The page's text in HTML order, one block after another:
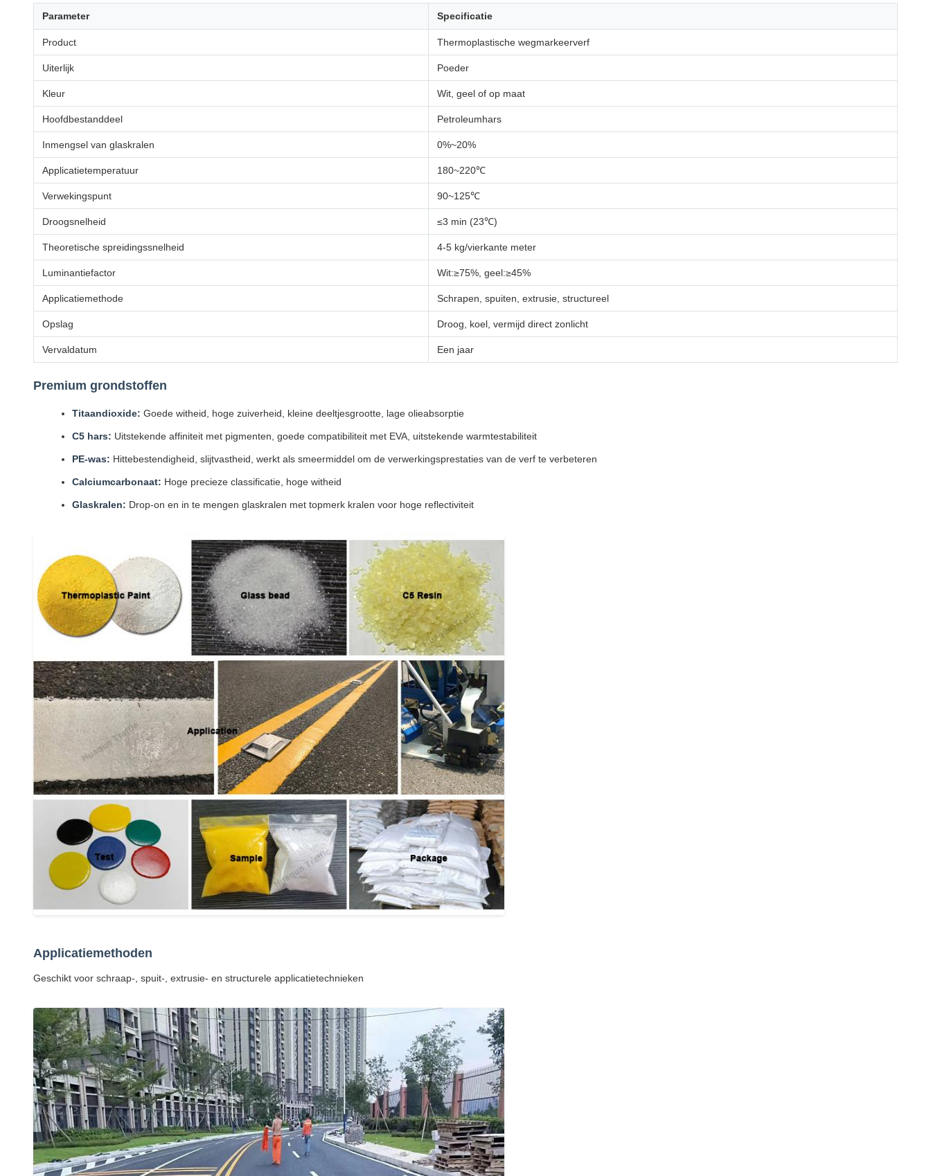
Parameter Specificatie
Product Thermoplastische wegmarkeerverf
Uiterlijk Poeder
Kleur Wit, geel of op maat
Hoofdbestanddeel Petroleumhars
Inmengsel van glaskralen 0%~20%
Applicatietemperatuur 180~220℃
Verwekingspunt 90~125℃
Droogsnelheid ≤3 min (23℃)
Theoretische spreidingssnelheid 4-5 kg/vierkante meter
Luminantiefactor Wit:≥75%, geel:≥45%
Applicatiemethode Schrapen, spuiten, extrusie, structureel
Opslag Droog, koel, vermijd direct zonlicht
Vervaldatum Een jaar
Premium grondstoffen
Titaandioxide: Goede witheid, hoge zuiverheid, kleine deeltjesgrootte, lage olieabsorptie
C5 hars: Uitstekende affiniteit met pigmenten, goede compatibiliteit met EVA, uitstekende warmtestabiliteit
PE-was: Hittebestendigheid, slijtvastheid, werkt als smeermiddel om de verwerkingsprestaties van de verf te verbeteren
Calciumcarbonaat: Hoge precieze classificatie, hoge witheid
Glaskralen: Drop-on en in te mengen glaskralen met topmerk kralen voor hoge reflectiviteit
Applicatiemethoden
Geschikt voor schraap-, spuit-, extrusie- en structurele applicatietechnieken